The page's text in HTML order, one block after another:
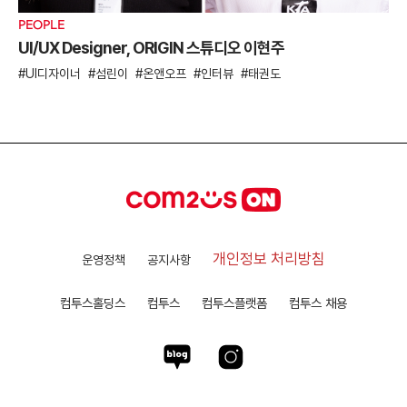
PEOPLE
UI/UX Designer, ORIGIN 스튜디오 이현주
UI디자이너 섬린이 온앤오프 인터뷰 태권도
운영정책 공지사항 개인정보 처리방침
컴투스홀딩스 컴투스 컴투스플랫폼 컴투스 채용